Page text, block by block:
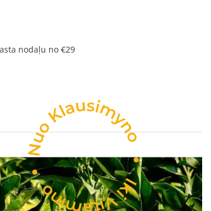
nodaļu no €29